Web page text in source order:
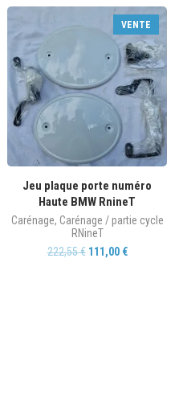
VENTE
Jeu plaque porte numéro
Haute BMW RnineT
Carénage, Carénage / partie cycle
RNineT
222,55€ 111,00 €